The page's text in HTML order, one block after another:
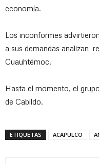
economía.
Los inconformes
a sus demandas analizan
Cuauhtémoc.
Hasta el momento, el
de Cabildo.
ETIQUETAS ACAPULCO